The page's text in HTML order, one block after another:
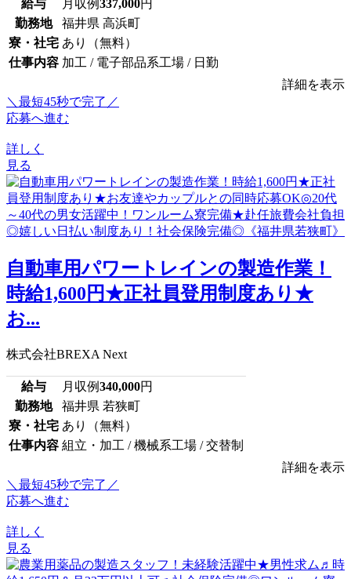
給与 月収例337,000円
勤務地
福井県 高浜町
寮・社宅 あり（無料）
仕事内容 加工 / 電子部品系工場 / 日勤
詳細を表示
＼最短45秒で完了／
応募へ進む
詳しく
見る
⾃動⾞⽤パワートレインの製造作業！
時給1,600円★正社員登用制度あり★
お...
株式会社BREXA Next
給与 月収例340,000円
勤務地
福井県 若狭町
寮・社宅 あり（無料）
仕事内容 組立・加工 / 機械系工場 / 交替制
詳細を表示
＼最短45秒で完了／
応募へ進む
詳しく
見る